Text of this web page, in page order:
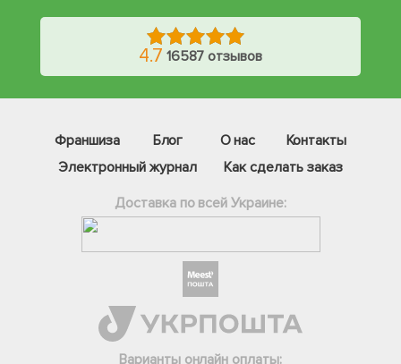
4.7 16587 отзывов
Франшиза Блог О нас
Контакты
Электронный журнал
Как сделать заказ
Доставка по всей Украине:
Варианты онлайн оплаты:
Інстаграм